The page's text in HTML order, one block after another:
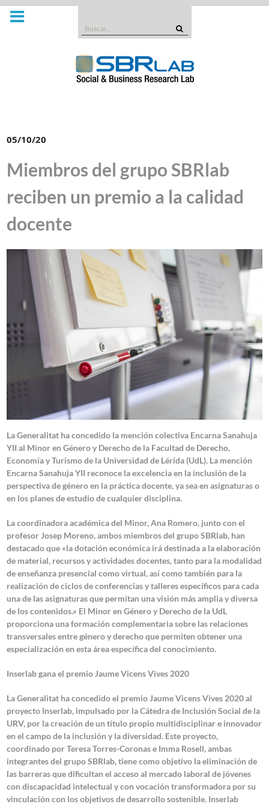
Saltar
Buscar:
05/10/20
Miembros del grupo SBRlab
reciben un premio a la calidad
docente
La Generalitat ha concedido la mención colectiva Encarna Sanahuja
YII al Minor en Género y Derecho de la Facultad de Derecho,
Economía y Turismo de la Universidad de Lérida (UdL). La mención
Encarna Sanahuja YII reconoce laexcelencia en la inclusión de la
perspectiva de género en la práctica docente, ya sea en asignaturas o
en los planes de estudio de cualquier disciplina.
La coordinadora académica del Minor, Ana Romero, junto con el
profesor Josep Moreno,ambos miembros del grupo SBRlab, han
destacado que «la dotación económica irá destinada a la elaboración
de material, recursos y actividades docentes, tanto para la modalidad
de enseñanza presencial como virtual, así como también para la
realización de ciclos de conferencias y talleres específicos para cada
una de las asignaturas que permitan una visión más amplia y diversa
de los contenidos.» El Minor en Género y Derecho de la UdL
proporciona una formación complementaria sobre las relaciones
transversales entre género y derecho que permiten obtener una
especialización en esta área específica del conocimiento.
Inserlabgana el premio Jaume Vicens Vives 2020
La Generalitat ha concedido el premio Jaume Vicens Vives 2020 al
proyecto Inserlab, impulsado por la Cátedra de Inclusión Social de la
URV, por la creación de un título propio multidisciplinar e innovador
en el campo de la inclusión y la diversidad. Este proyecto,
coordinado porTeresa Torres-Coronas e Imma Rosell, ambas
integrantes del grupo SBRlab, tiene como objetivo laeliminación de
las barreras que dificultan el acceso al mercado laboral de jóvenes
con discapacidad intelectual y con vocación transformadora por su
vinculación con los objetivos de desarrollo sostenible. Inserlab